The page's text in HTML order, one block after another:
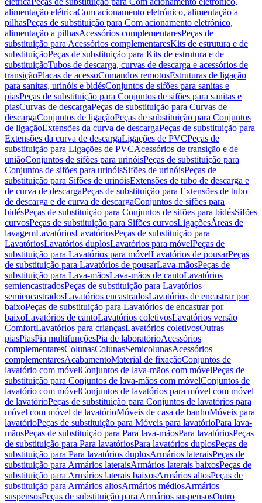
alimentação elétricaCom acionamento eletrónico, alimentação a
pilhasPeças de substituição para Com acionamento eletrónico,
alimentação a pilhasAcessórios complementaresPeças de
substituição para Acessórios complementaresKits de estrutura e de
substituiçãoPeças de substituição para Kits de estrutura e de
substituiçãoTubos de descarga, curvas de descarga e acessórios de
transiçãoPlacas de acessoComandos remotosEstruturas de ligação
para sanitas, urinóis e bidésConjuntos de sifões para sanitas e
piasPeças de substituição para Conjuntos de sifões para sanitas e
piasCurvas de descargaPeças de substituição para Curvas de
descargaConjuntos de ligaçãoPeças de substituição para Conjuntos
de ligaçãoExtensões da curva de descargaPeças de substituição para
Extensões da curva de descargaLigações de PVCPeças de
substituição para Ligações de PVCAcessórios de transição e de
uniãoConjuntos de sifões para urinóisPeças de substituição para
Conjuntos de sifões para urinóisSifões de urinóisPeças de
substituição para Sifões de urinóisExtensões de tubo de descarga e
de curva de descargaPeças de substituição para Extensões de tubo
de descarga e de curva de descargaConjuntos de sifões para
bidésPeças de substituição para Conjuntos de sifões para bidésSifões
curvosPeças de substituição para Sifões curvosLigaçõesÁreas de
lavagemLavatóriosLavatóriosPeças de substituição para
LavatóriosLavatórios duplosLavatórios para móvelPeças de
substituição para Lavatórios para móvelLavatórios de pousarPeças
de substituição para Lavatórios de pousarLava-mãosPeças de
substituição para Lava-mãosLava-mãos de cantoLavatórios
semiencastradosPeças de substituição para Lavatórios
semiencastradosLavatórios encastradosLavatórios de encastrar por
baixoPeças de substituição para Lavatórios de encastrar por
baixoLavatórios de cantoLavatórios coletivosLavatórios versão
ComfortLavatórios para criançasLavatórios coletivosOutras
piasPiasPia multifunçõesPia de laboratórioAcessórios
complementaresColunasColunasSemicolunasAcessórios
complementaresAcabamentoMaterial de fixaçãoConjuntos de
lavatório com móvelConjuntos de lava-mãos com móvelPeças de
substituição para Conjuntos de lava-mãos com móvelConjuntos de
lavatório com móvelConjuntos de lavatórios para móvel com móvel
de lavatórioPeças de substituição para Conjuntos de lavatórios para
móvel com móvel de lavatórioMóveis de casa de banhoMóveis para
lavatórioPeças de substituição para Móveis para lavatórioPara lava-
mãosPeças de substituição para Para lava-mãosPara lavatóriosPeças
de substituição para Para lavatóriosPara lavatórios duplosPeças de
substituição para Para lavatórios duplosArmários lateraisPeças de
substituição para Armários lateraisArmários laterais baixosPeças de
substituição para Armários laterais baixosArmários altosPeças de
substituição para Armários altosArmários médiosArmários
suspensosPeças de substituição para Armários suspensosOutro